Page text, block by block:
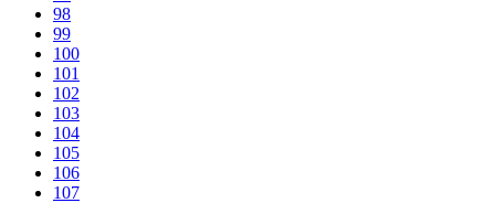
98
99
100
101
102
103
104
105
106
107